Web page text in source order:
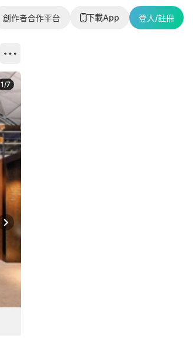
創作者合作平台 下載App 登入/註冊
Next slide
1/7